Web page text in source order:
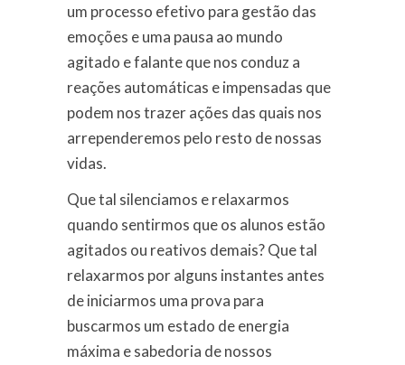
um processo efetivo para gestão das
emoções e uma pausa ao mundo
agitado e falante que nos conduz a
reações automáticas e impensadas que
podem nos trazer ações das quais nos
arrependeremos pelo resto de nossas
vidas.
Que tal silenciamos e relaxarmos
quando sentirmos que os alunos estão
agitados ou reativos demais? Que tal
relaxarmos por alguns instantes antes
de iniciarmos uma prova para
buscarmos um estado de energia
máxima e sabedoria de nossos